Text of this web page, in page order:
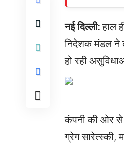
नई दिल्ली:हाल
निदेशक मंडल ने
हो रही
कंपनी की ओर से
ग्रेग सारेत्स्की,